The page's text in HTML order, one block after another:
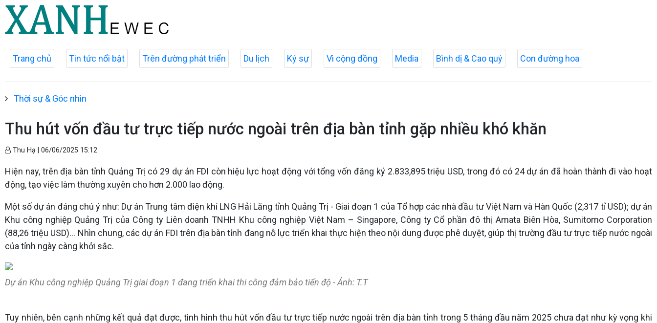
Trang chủ Tin tức nổi bật Trên đường phát triển Du lịch Ký sự Vì cộng đồng Media Bình dị & Cao quý Con đường hoa
Thời sự & Góc nhìn
Thu hút vốn đầu tư trực tiếp nước ngoài trên địa bàn tỉnh gặp nhiều khó khăn
Thu Hạ | 06/06/2025 15:12
Hiện nay, trên địa bàn tỉnh Quảng Trị có 29 dự án FDI còn hiệu lực hoạt động với tổng vốn đăng ký 2.833,895 triệu USD, trong đó có 24 dự án đã hoàn thành đi vào hoạt
động, tạo việc làm thường xuyên cho hơn 2.000 lao động.
Một số dự án đáng chú ý như: Dự án Trung tâm điện khí LNG Hải Lăng tỉnh Quảng Trị - Giai đoạn 1 của Tổ hợp các nhà đầu tư Việt Nam và Hàn Quốc (2,317 tỉ USD); dự án
Khu công nghiệp Quảng Trị của Công ty Liên doanh TNHH Khu công nghiệp Việt Nam – Singapore, Công ty Cổ phần đô thị Amata Biên Hòa, Sumitomo Corporation
(88,26 triệu USD)... Nhìn chung, các dự án FDI trên địa bàn tỉnh đang nỗ lực triển khai thực hiện theo nội dung được phê duyệt, giúp thị trường đầu tư trực tiếp nước ngoài
của tỉnh ngày càng khởi sắc.
Dự án Khu công nghiệp Quảng Trị giai đoạn 1 đang triển khai thi công đảm bảo tiến độ - Ảnh: T.T
Tuy nhiên, bên cạnh những kết quả đạt được, tình hình thu hút vốn đầu tư trực tiếp nước ngoài trên địa bàn tỉnh trong 5 tháng đầu năm 2025 chưa đạt như kỳ vọng khi